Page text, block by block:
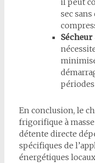
il peut
sec
En conclusion, le
frigorifique à
détente directe
spécifiques de
énergétiques